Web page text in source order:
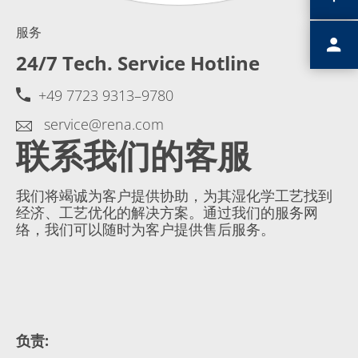
服务
24/7 Tech. Service Hotline
+49 7723 9313–9780
service@rena.com
联系我们的客服
我们将竭诚为客户提供协助，为其湿化学工艺找到
经济、工艺优化的解决方案。通过我们的服务网
络，我们可以随时为客户提供售后服务。
负责: